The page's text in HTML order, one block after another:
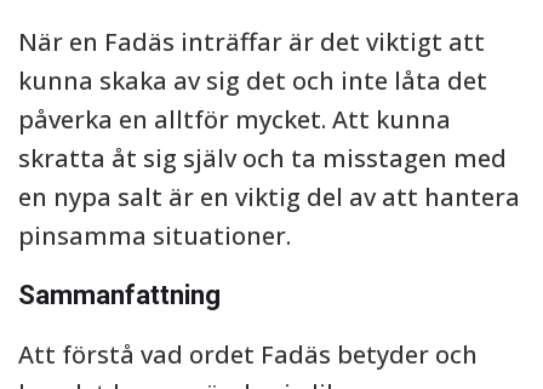
När en Fadäs inträffar är det viktigt att
kunna skaka av sig det och inte låta det
påverka en alltför mycket. Att kunna
skratta åt sig själv och ta misstagen med
en nypa salt är en viktig del av att hantera
pinsamma situationer.
Sammanfattning
Att förstå vad ordet Fadäs betyder och